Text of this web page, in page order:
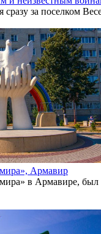
сразу за поселком
Армавир
в Армавире, был